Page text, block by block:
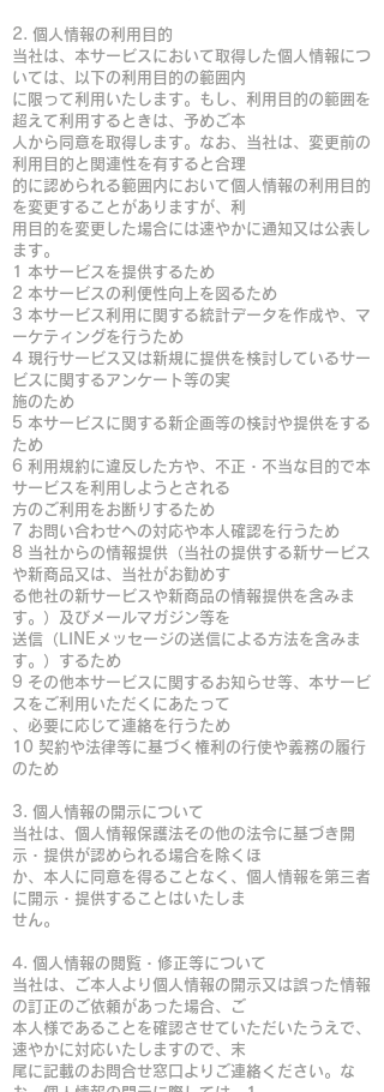
2. 個人情報の利用目的
当社は、本サービスにおいて取得した個人情報につ
いては、以下の利用目的の範囲内
に限って利用いたします。もし、利用目的の範囲を
超えて利用するときは、予めご本
人から同意を取得します。なお、当社は、変更前の
利用目的と関連性を有すると合理
的に認められる範囲内において個人情報の利用目的
を変更することがありますが、利
用目的を変更した場合には速やかに通知又は公表し
ます。
1 本サービスを提供するため
2 本サービスの利便性向上を図るため
3 本サービス利用に関する統計データを作成や、マ
ーケティングを行うため
4 現行サービス又は新規に提供を検討しているサー
ビスに関するアンケート等の実
施のため
5 本サービスに関する新企画等の検討や提供をする
ため
6 利用規約に違反した方や、不正・不当な目的で本
サービスを利用しようとされる
方のご利用をお断りするため
7 お問い合わせへの対応や本人確認を行うため
8 当社からの情報提供（当社の提供する新サービス
や新商品又は、当社がお勧めす
る他社の新サービスや新商品の情報提供を含みま
す。）及びメールマガジン等を
送信（LINEメッセージの送信による方法を含みま
す。）するため
9 その他本サービスに関するお知らせ等、本サービ
スをご利用いただくにあたって
、必要に応じて連絡を行うため
10 契約や法律等に基づく権利の行使や義務の履行
のため
3. 個人情報の開示について
当社は、個人情報保護法その他の法令に基づき開
示・提供が認められる場合を除くほ
か、本人に同意を得ることなく、個人情報を第三者
に開示・提供することはいたしま
せん。
4. 個人情報の閲覧・修正等について
当社は、ご本人より個人情報の開示又は誤った情報
の訂正のご依頼があった場合、ご
本人様であることを確認させていただいたうえで、
速やかに対応いたしますので、末
尾に記載のお問合せ窓口よりご連絡ください。な